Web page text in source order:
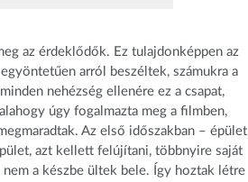
az érdeklődők. Ez tulajdonképpen az
arról beszéltek, számukra a
nehézség ellenére ez a csapat,
úgy fogalmazta meg a filmben,
Az első időszakban – épület
azt kellett felújítani, többnyire saját
a készbe ültek bele. Így hoztak létre